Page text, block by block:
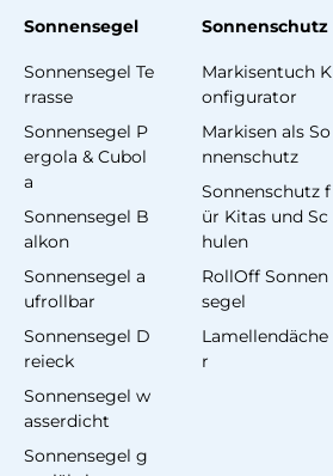
Sonnensegel
Sonnensegel Te
rrasse
Sonnensegel P
ergola & Cubol
a
Sonnensegel B
alkon
Sonnensegel a
ufrollbar
Sonnensegel D
reieck
Sonnensegel w
asserdicht
Sonnensegel g
Sonnenschutz
Markisentuch K
onfigurator
Markisen als So
nnenschutz
Sonnenschutz f
ür Kitas und Sc
hulen
RollOff Sonnen
segel
Lamellendäche
r